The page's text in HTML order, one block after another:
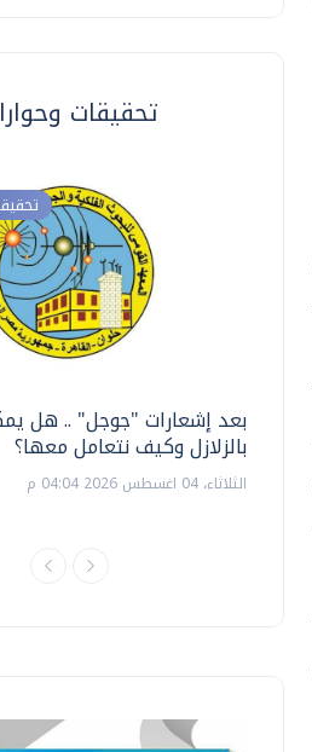
تحقيقات
بعد إشعارات "جوجل" .. هل
بالزلازل وكيف نتعامل معها؟
الثلاثاء، 04 اغسطس 2026 04:04 م